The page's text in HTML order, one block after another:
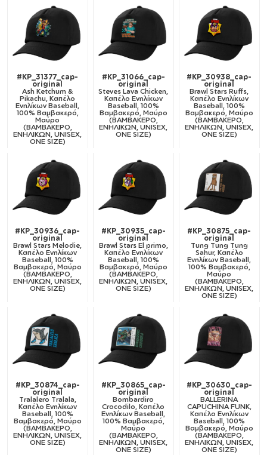
#KP_31377_cap-
original
Ash Ketchum &
Pikachu, Καπέλο
Ενηλίκων Baseball,
100% Βαμβακερό,
Μαύρο
(ΒΑΜΒΑΚΕΡΟ,
ΕΝΗΛΙΚΩΝ, UNISEX,
ONE SIZE)
#KP_31066_cap-
original
Steves Lava Chicken,
Καπέλο Ενηλίκων
Baseball, 100%
Βαμβακερό, Μαύρο
(ΒΑΜΒΑΚΕΡΟ,
ΕΝΗΛΙΚΩΝ, UNISEX,
ONE SIZE)
#KP_30938_cap-
original
Brawl Stars Ruffs,
Καπέλο Ενηλίκων
Baseball, 100%
Βαμβακερό, Μαύρο
(ΒΑΜΒΑΚΕΡΟ,
ΕΝΗΛΙΚΩΝ, UNISEX,
ONE SIZE)
#KP_30936_cap-
original
Brawl Stars Melodie,
Καπέλο Ενηλίκων
Baseball, 100%
Βαμβακερό, Μαύρο
(ΒΑΜΒΑΚΕΡΟ,
ΕΝΗΛΙΚΩΝ, UNISEX,
ONE SIZE)
#KP_30935_cap-
original
Brawl Stars El primo,
Καπέλο Ενηλίκων
Baseball, 100%
Βαμβακερό, Μαύρο
(ΒΑΜΒΑΚΕΡΟ,
ΕΝΗΛΙΚΩΝ, UNISEX,
ONE SIZE)
#KP_30875_cap-
original
Tung Tung Tung
Sahur, Καπέλο
Ενηλίκων Baseball,
100% Βαμβακερό,
Μαύρο
(ΒΑΜΒΑΚΕΡΟ,
ΕΝΗΛΙΚΩΝ, UNISEX,
ONE SIZE)
#KP_30874_cap-
original
Tralalero Tralala,
Καπέλο Ενηλίκων
Baseball, 100%
Βαμβακερό, Μαύρο
(ΒΑΜΒΑΚΕΡΟ,
ΕΝΗΛΙΚΩΝ, UNISEX,
ONE SIZE)
#KP_30865_cap-
original
Bombardiro
Crocodilo, Καπέλο
Ενηλίκων Baseball,
100% Βαμβακερό,
Μαύρο
(ΒΑΜΒΑΚΕΡΟ,
ΕΝΗΛΙΚΩΝ, UNISEX,
ONE SIZE)
#KP_30630_cap-
original
BALLERINA
CAPUCHINA FUNK,
Καπέλο Ενηλίκων
Baseball, 100%
Βαμβακερό, Μαύρο
(ΒΑΜΒΑΚΕΡΟ,
ΕΝΗΛΙΚΩΝ, UNISEX,
ONE SIZE)